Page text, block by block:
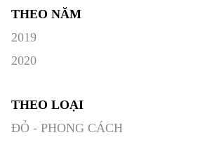
THEO NĂM
2019
2020
THEO LOẠI
ĐỎ - PHONG CÁCH